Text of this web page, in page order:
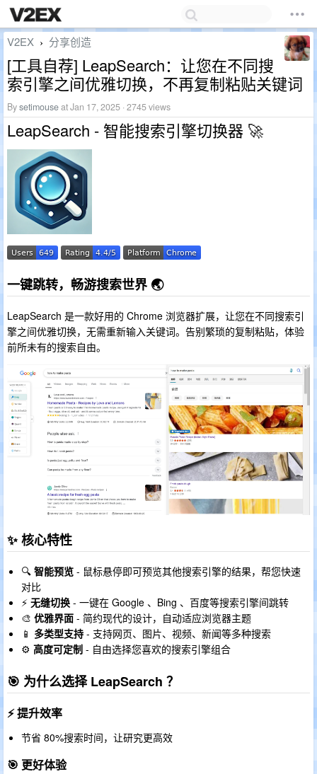
V2EX › 分享创造
[工具自荐] LeapSearch：让您在不同搜
索引擎之间优雅切换，不再复制粘贴关键词
Bysetimouseat Jan 17, 2025 · 2745 views
LeapSearch - 智能搜索引擎切换器 🚀
一键跳转，畅游搜索世界 🌏
LeapSearch 是一款好用的 Chrome 浏览器扩展，让您在不同搜索引
擎之间优雅切换，无需重新输入关键词。告别繁琐的复制粘贴，体验
前所未有的搜索自由。
✨ 核心特性
🔍 智能预览 - 鼠标悬停即可预览其他搜索引擎的结果，帮您快速
对比
⚡ 无缝切换 - 一键在 Google 、Bing 、百度等搜索引擎间跳转
🎨 优雅界面 - 简约现代的设计，自动适应浏览器主题
📱 多类型支持 - 支持网页、图片、视频、新闻等多种搜索
⚙️ 高度可定制 - 自由选择您喜欢的搜索引擎组合
🎯 为什么选择 LeapSearch ？
⚡ 提升效率
节省 80%搜索时间，让研究更高效
🎯 更好体验